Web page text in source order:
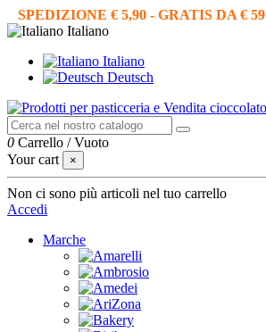
SPEDIZIONE € 5,90 - GRATIS DA € 59
Italiano
Italiano
Deutsch
0 Carrello /Vuoto
Your cart
×
Non ci sono più articoli nel tuo carrello
Accedi
Marche